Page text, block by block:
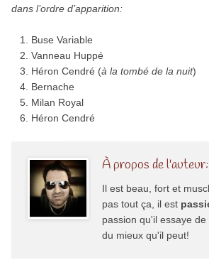
dans l’ordre d’apparition:
Buse Variable
Vanneau Huppé
Héron Cendré (à la tombé de la nuit)
Bernache
Milan Royal
Héron Cendré
À propos de l'auteur:
Il est beau, fort et
pas tout ça, il est
passion qu'il essaye
du mieux qu'il peut!